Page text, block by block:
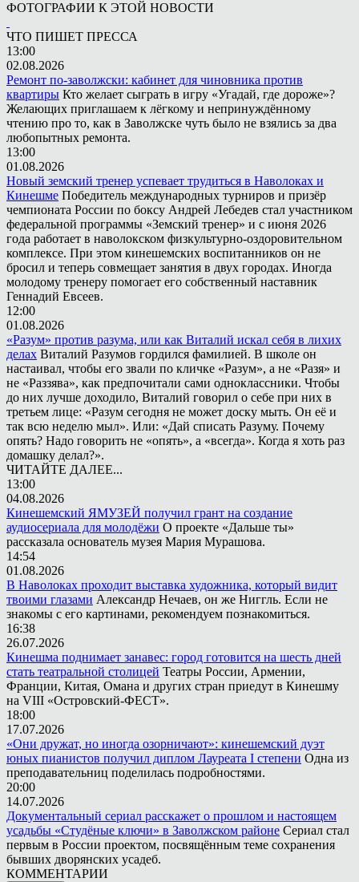
ФОТОГРАФИИ К ЭТОЙ НОВОСТИ
ЧТО ПИШЕТ ПРЕССА
13:00
02.08.2026
Ремонт по-заволжски: кабинет для чиновника против
квартиры Кто желает сыграть в игру «Угадай, где дороже»?
Желающих приглашаем к лёгкому и непринуждённому
чтению про то, как в Заволжске чуть было не взялись за два
любопытных ремонта.
13:00
01.08.2026
Новый земский тренер успевает трудиться в Наволоках и
Кинешме Победитель международных турниров и призёр
чемпионата России по боксу Андрей Лебедев стал участником
федеральной программы «Земский тренер» и с июня 2026
года работает в наволокском физкультурно-оздоровительном
комплексе. При этом кинешемских воспитанников он не
бросил и теперь совмещает занятия в двух городах. Иногда
молодому тренеру помогает его собственный наставник
Геннадий Евсеев.
12:00
01.08.2026
«Разум» против разума, или как Виталий искал себя в лихих
делах Виталий Разумов гордился фамилией. В школе он
настаивал, чтобы его звали по кличке «Разум», а не «Разя» и
не «Раззява», как предпочитали сами одноклассники. Чтобы
до них лучше доходило, Виталий говорил о себе при них в
третьем лице: «Разум сегодня не может доску мыть. Он её и
так всю неделю мыл». Или: «Дай списать Разуму. Почему
опять? Надо говорить не «опять», а «всегда». Когда я хоть раз
домашку делал?».
ЧИТАЙТЕ ДАЛЕЕ...
13:00
04.08.2026
Кинешемский ЯМУЗЕЙ получил грант на создание
аудиосериала для молодёжи О проекте «Дальше ты»
рассказала основатель музея Мария Мурашова.
14:54
01.08.2026
В Наволоках проходит выставка художника, который видит
твоими глазами Александр Нечаев, он же Ниггль. Если не
знакомы с его картинами, рекомендуем познакомиться.
16:38
26.07.2026
Кинешма поднимает занавес: город готовится на шесть дней
стать театральной столицей Театры России, Армении,
Франции, Китая, Омана и других стран приедут в Кинешму
на VIII «Островский-ФЕСТ».
18:00
17.07.2026
«Они дружат, но иногда озорничают»: кинешемский дуэт
юных пианистов получил диплом Лауреата I степени Одна из
преподавательниц поделилась подробностями.
20:00
14.07.2026
Документальный сериал расскажет о прошлом и настоящем
усадьбы «Студёные ключи» в Заволжском районе Сериал стал
первым в России проектом, посвящённым теме сохранения
бывших дворянских усадеб.
КОММЕНТАРИИ